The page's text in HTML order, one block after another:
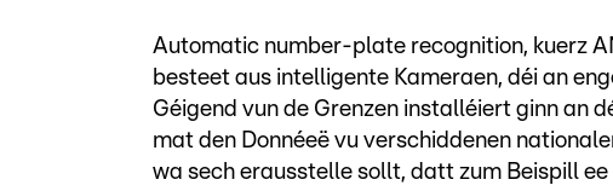
Automatic number-plate recognition, kuerz
besteet aus intelligente Kameraen, déi an
Géigend vun de Grenzen installéiert ginn an
mat den Donnéeë vu verschiddenen
wa sech erausstelle sollt, datt zum Beispill